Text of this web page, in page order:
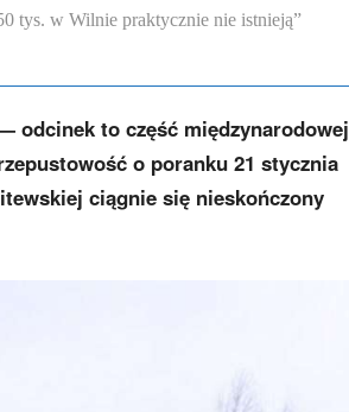
tys. w Wilnie praktycznie nie istnieją”
odcinek to część międzynarodowej
o poranku 21 stycznia
ciągnie się nieskończony